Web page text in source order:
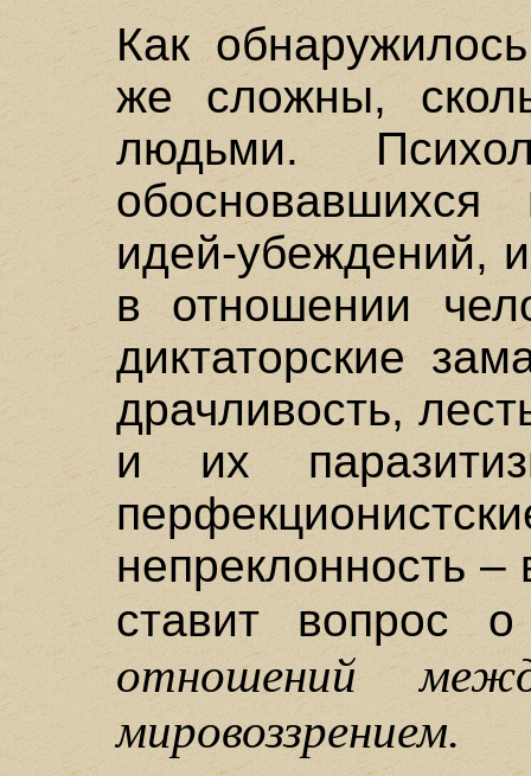
Как
же сложны,
людьми.
идей-убеждений,
в отношении
диктаторские
драчливость,
и их
непреклонность –
ставит вопрос
отношений
мировоззрением.